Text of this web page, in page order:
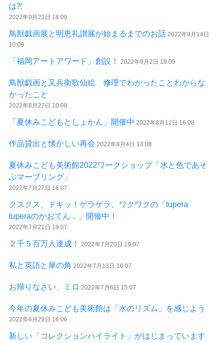
は⁈
2022年9月22日 18:09
鳥獣戯画展と明恵礼讃展が始まるまでのお話 2022年9月14日
10:09
「福岡アートアワード」創設！ 2022年9月2日 18:09
鳥獣戯画と又兵衛歌仙絵 修理でわかったことわからな
かったこと
2022年8月27日 10:08
「夏休みこどもとしょかん」開催中 2022年8月12日 16:08
作品貸出と懐かしい再会 2022年8月4日 13:08
夏休みこども美術館2022ワークショップ「水と色であそ
ぶマーブリング」
2022年7月27日 16:07
クスクス、ドキッ！ゲラゲラ、ワクワクの「tupera
tuperaのかおてん．」開催中！
2022年7月21日 19:07
２千５百万人達成！ 2022年7月20日 19:07
私と英語と犀の角 2022年7月13日 16:07
お帰りなさい、ミロ 2022年7月6日 15:07
今年の夏休みこども美術館は「水のリズム」を感じよう
2022年6月29日 16:06
新しい「コレクションハイライト」がはじまっています